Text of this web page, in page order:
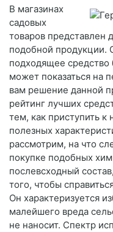
В магазинах
садовых
товаров представлен
подобной продукции.
подходящее средство
может показаться на
вам решение данной
рейтинг лучших
тем, как приступить к
полезных
рассмотрим, на что
покупке подобных
послевсходный
того, чтобы
Он характеризуется
малейшего вреда
не наносит. Спектр